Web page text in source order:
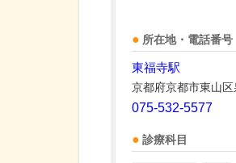
所在地・電話番号
東福寺駅
京都府京都市東山
075-532-5577
診療科目